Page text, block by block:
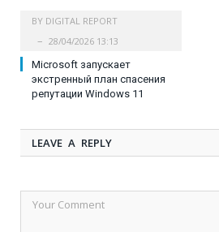
BY DIGITAL REPORT
28/04/2026 13:13
Microsoft запускает
экстренный план спасения
репутации Windows 11
LEAVE A REPLY